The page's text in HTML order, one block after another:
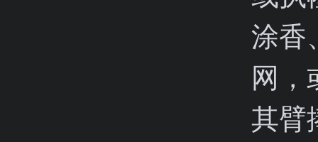
涂香
网，
其臂